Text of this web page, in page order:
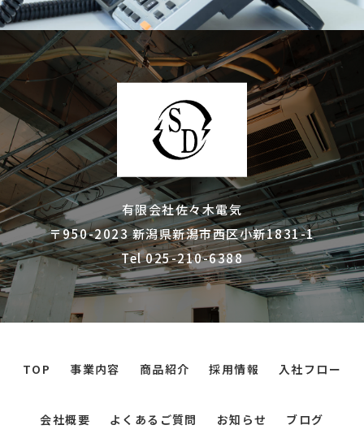
有限会社佐々木電気
〒950-2023 新潟県新潟市西区小新1831-1
Tel 025-210-6388
TOP 事業内容 商品紹介 採用情報 入社フロー
会社概要 よくあるご質問 お知らせ ブログ